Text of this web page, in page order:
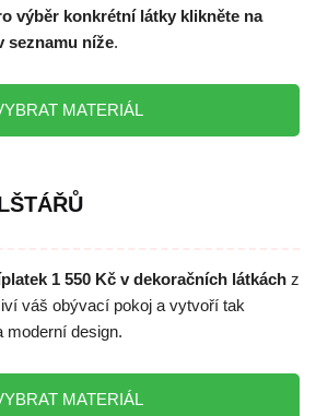
výběr konkrétní látky klikněte na
seznamu níže.
MATERIÁL
1 550 Kč v dekoračních látkách z
váš obývací pokoj a vytvoří tak
moderní design.
MATERIÁL